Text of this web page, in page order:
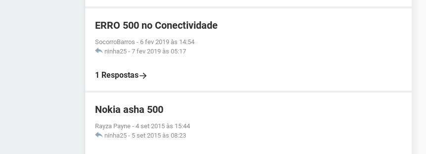
ERRO 500 no Conectividade
SocorroBarros - 6 fev 2019 às 14:54
ninha25 - 7 fev 2019 às 05:17
1 Respostas
Nokia asha 500
Rayza Payne - 4 set 2015 às 15:44
ninha25 - 5 set 2015 às 08:23